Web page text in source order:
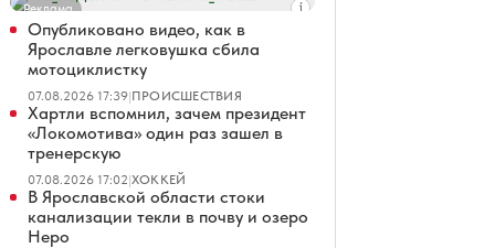
Реклама
Опубликовано видео, как в
Ярославле легковушка сбила
мотоциклистку
07.08.2026 17:39|ПРОИСШЕСТВИЯ
Хартли вспомнил, зачем президент
«Локомотива» один раз зашел в
тренерскую
07.08.2026 17:02|ХОККЕЙ
В Ярославской области стоки
канализации текли в почву и озеро
Неро